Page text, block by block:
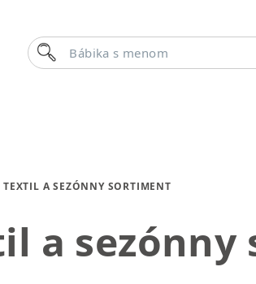
Bábika s menom
Hľadať
TEXTIL A SEZÓNNY SORTIMENT
a